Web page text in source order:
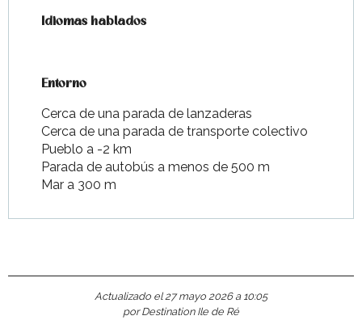
Idiomas hablados
Idiomas hablados
Entorno
Entorno
Cerca de una parada de lanzaderas
Cerca de una parada de transporte colectivo
Pueblo a -2 km
Parada de autobús a menos de 500 m
Mar a 300 m
Actualizado el 27 mayo 2026 a 10:05
por Destination Ile de Ré